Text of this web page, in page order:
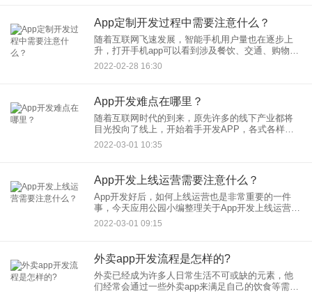
App定制开发过程中需要注意什么？
随着互联网飞速发展，智能手机用户量也在逐步上
升，打开手机app可以看到涉及餐饮、交通、购物、
支付、交友等不同类型的app很多，移动app成为企
业营销推广的重要领地。但是需要明白的是，每年
2022-02-28 16:30
App开发难点在哪里？
随着互联网时代的到来，原先许多的线下产业都将
目光投向了线上，开始着手开发APP，各式各样的
APP层出不穷以满足用户不同的需求。但是开发一
个app并非易事，在开发过程中，还是会遇到各种困
2022-03-01 10:35
App开发上线运营需要注意什么？
App开发好后，如何上线运营也是非常重要的一件
事，今天应用公园小编整理关于App开发上线运营的
一些知识给到大家，希望对你们有所帮助。 一、
App
2022-03-01 09:15
外卖app开发流程是怎样的?
外卖已经成为许多人日常生活不可或缺的元素，他
们经常会通过一些外卖app来满足自己的饮食等需